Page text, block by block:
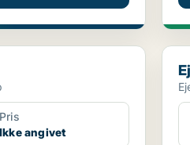
Pris
Ikke angivet